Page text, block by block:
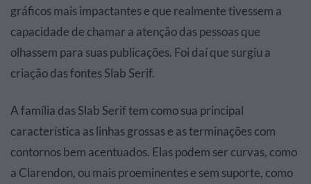
gráficos mais impactantes e que realmente tivessem a
capacidade de chamar a atenção das pessoas que
olhassem para suas publicações. Foi daí que surgiu a
criação das fontes Slab Serif.
A família das Slab Serif tem como sua principal
característica as linhas grossas e as terminações com
contornos bem acentuados. Elas podem ser curvas, como
a Clarendon, ou mais proeminentes e sem suporte, como